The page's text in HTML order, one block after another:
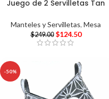
Juego de 2 Servilletas Tan
Manteles y Servilletas, Mesa
$249.00 $124.50
-50%